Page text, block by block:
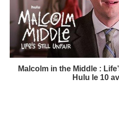
Malcolm in the Middle :
Hulu le 10